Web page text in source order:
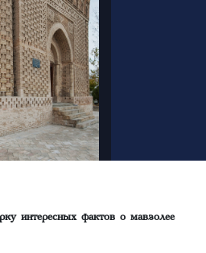
интересных фактов о мавзолее